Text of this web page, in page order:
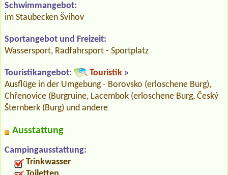
Schwimmangebot:
im Staubecken Švihov
Sportangebot und Freizeit:
Wassersport, Radfahrsport - Sportplatz
Touristikangebot: Touristik »
Ausflüge in der Umgebung - Borovsko (erloschene Burg),
Chřenovice (Burgruine, Lacembok (erloschene Burg, Český
Šternberk (Burg) und andere
Ausstattung
Campingausstattung:
Trinkwasser